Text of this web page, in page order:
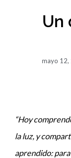
Un
mayo
“Hoy
la luz, y
aprendido: para